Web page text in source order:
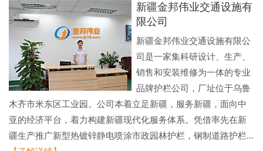
球场围栏网：守护运动安全的“隐形...
新疆金邦伟业：方管铁艺护栏——安...
新疆金邦伟业道路隔离栅：以创新工...
新疆金邦伟业交通设施有
限公司
新疆金邦伟业交通设施有限公
司是一家集科研设计、生产、
销售和安装维修为一体的专业
品牌护栏公司，厂址位于乌鲁
木齐市米东区工业园。公司本着立足新疆，服务新疆，面向中
亚的经济平台，着力构建新疆现代化服务体系。凭借率先在新
疆生产推广新型热镀锌静电喷涂市政园林护栏，钢制道路护栏...